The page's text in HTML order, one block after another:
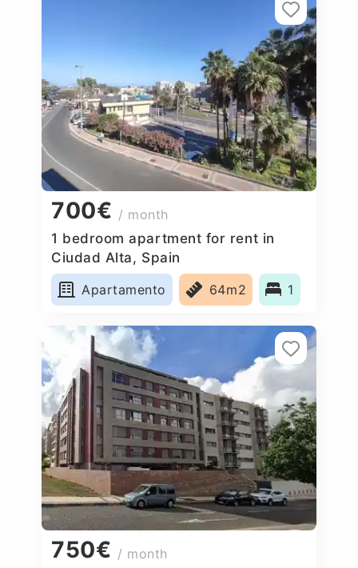
700€ / month
1 bedroom apartment for rent in
Ciudad Alta, Spain
Apartamento
64m2 1
750€ / month